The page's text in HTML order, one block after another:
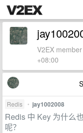
V2EX
+08:00
Redis • jay1002008
Redis 中 Key 为什么
呢？